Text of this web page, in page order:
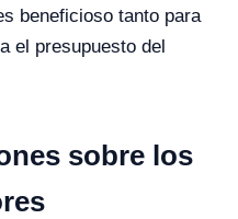
beneficioso tanto para
el presupuesto del
sobre los